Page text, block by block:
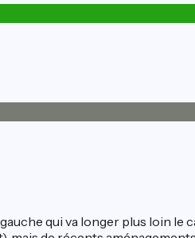
qui va longer plus loin le